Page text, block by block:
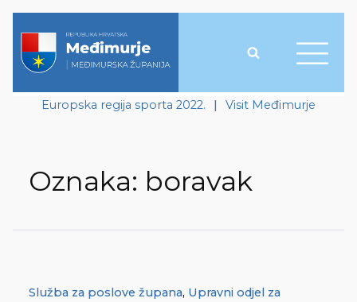
Europska regija sporta 2022. | Visit Međimurje
Oznaka: boravak
Služba za poslove župana, Upravni odjel za